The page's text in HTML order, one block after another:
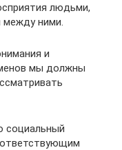
людьми,
между ними.
и
мы должны
социальный